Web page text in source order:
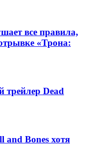
все правила,
«Трона:
трейлер Dead
and Bones хотя